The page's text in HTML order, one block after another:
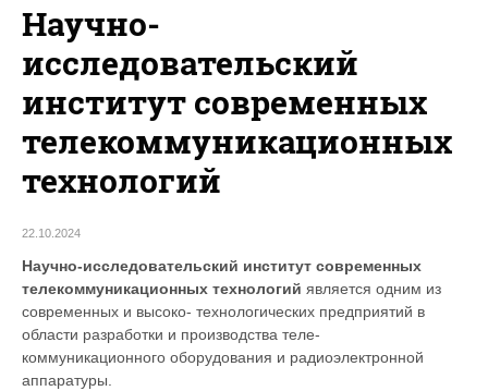
НАУКИ СМОЛЕНСКОЙ ОБЛАСТИ
Научно-
исследовательский
институт современных
телекоммуникационных
технологий
22.10.2024
Научно-исследовательский институт современных
телекоммуникационных технологий является одним из
современных и высоко- технологических предприятий в
области разработки и производства теле-
коммуникационного оборудования и радиоэлектронной
аппаратуры.